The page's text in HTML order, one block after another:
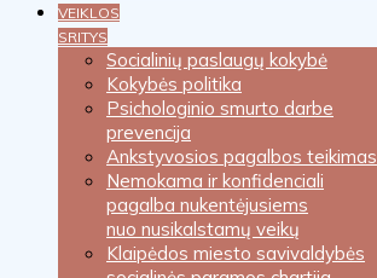
VEIKLOS
SRITYS
Socialinių paslaugų kokybė
Kokybės politika
Psichologinio smurto darbe
prevencija
Ankstyvosios pagalbos teikimas
Nemokama ir konfidenciali
pagalba nukentėjusiems
nuo nusikalstamų veikų
Klaipėdos miesto savivaldybės